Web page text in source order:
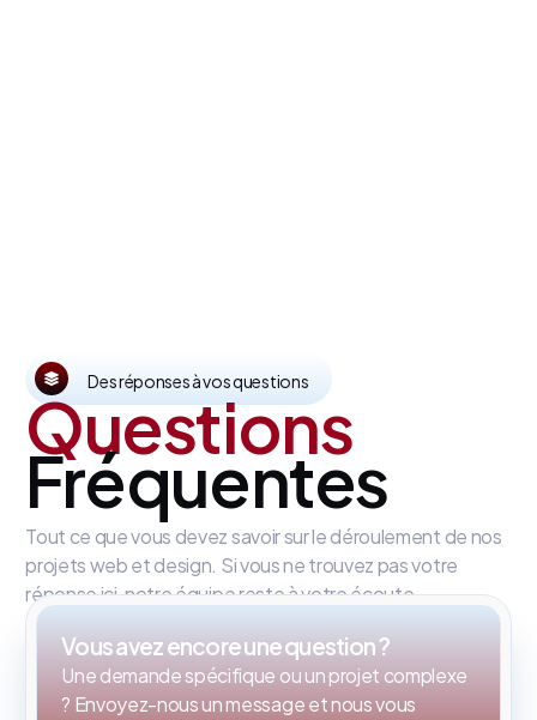
Des réponses à vos questions
Questions
Fréquentes
Tout ce que vous devez savoir sur le déroulement de nos
projets web et design. Si vous ne trouvez pas votre
réponse ici, notre équipe reste à votre écoute.
Vous avez encore une question ?
Une demande spécifique ou un projet complexe
? Envoyez-nous un message et nous vous